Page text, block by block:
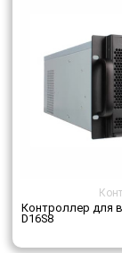
Контроллер для
D16S8